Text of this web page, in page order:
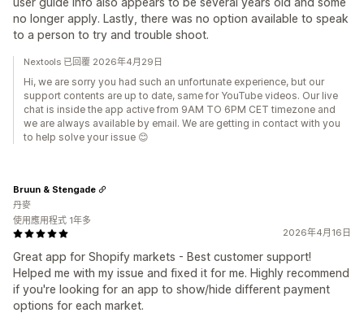
no longer apply. Lastly, there was no option available to speak
to a person to try and trouble shoot.
Nextools 已回覆 2026年4月29日
Hi, we are sorry you had such an unfortunate experience, but our
support contents are up to date, same for YouTube videos. Our live
chat is inside the app active from 9AM TO 6PM CET timezone and
we are always available by email. We are getting in contact with you
to help solve your issue 😊
2026年4月16日
Great app for Shopify markets - Best customer support!
Helped me with my issue and fixed it for me. Highly recommend
if you're looking for an app to show/hide different payment
options for each market.
Bruun & Stengade
丹麥
使用應用程式 1年多